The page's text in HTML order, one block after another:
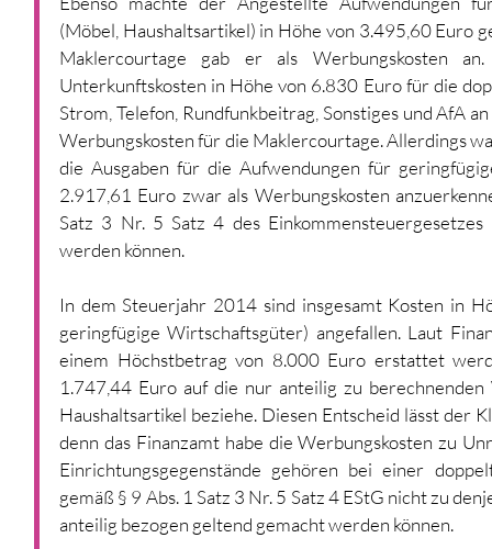
(Möbel, Haushaltsartikel) in Höhe von 3.495,60 Euro
Maklercourtage gab er als Werbungskosten
Unterkunftskosten in Höhe von 6.830 Euro für die
Strom, Telefon, Rundfunkbeitrag, Sonstiges und AfA
Werbungskosten für die Maklercourtage. Allerdings
die Ausgaben für die Aufwendungen für
2.917,61 Euro zwar als Werbungskosten
Satz 3 Nr. 5 Satz 4 des
werden können.
In dem Steuerjahr 2014 sind insgesamt Kosten in
geringfügige Wirtschaftsgüter) angefallen. Laut
einem Höchstbetrag von 8.000 Euro erstattet
1.747,44 Euro auf die nur anteilig zu
Haushaltsartikel beziehe. Diesen Entscheid lässt der
denn das Finanzamt habe die Werbungskosten zu
Einrichtungsgegenstände gehören bei einer
gemäß § 9 Abs. 1 Satz 3 Nr. 5 Satz 4 EStG nicht zu
anteilig bezogen geltend gemacht werden können.